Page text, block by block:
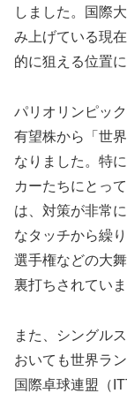
しました。国際
み上げている現
的に狙える位置
パリオリンピッ
有望株から「世
なりました。特
カーたちにとっ
は、対策が非常
なタッチから繰
選手権などの大
裏打ちされていま
また、シングル
おいても世界ラ
国際卓球連盟（